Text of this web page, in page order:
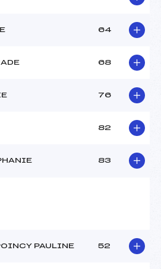
64
68
76
82
83
PAULINE 52